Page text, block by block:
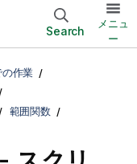
Search
メニュ
ー
作業
範囲関数